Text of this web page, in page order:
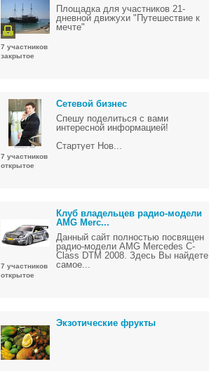
7 участников
закрытое
Площадка для участников 21-
дневной движухи "Путешествие к
мечте"
7 участников
открытое
Сетевой бизнес
Cпешу поделиться с вами
интересной информацией!
Стартует Нов...
7 участников
открытое
Клуб владельцев радио-модели
AMG Merc...
Данный сайт полностью посвящен
радио-модели AMG Mercedes C-
Class DTM 2008. Здесь Вы найдете
самое...
Экзотические фрукты